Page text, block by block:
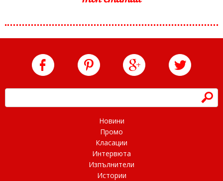
h
Новини
Промо
Класации
Интервюта
Изпълнители
Истории